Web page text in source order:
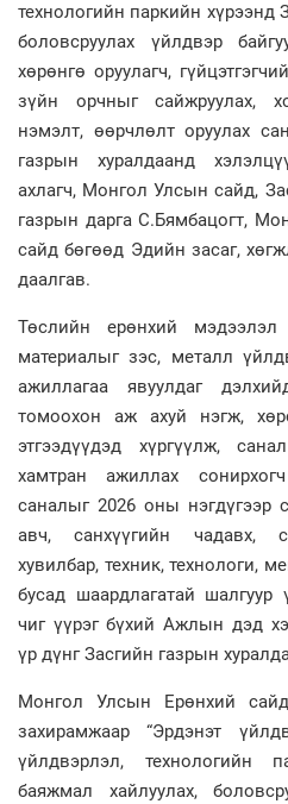
технологийн паркийн хүрээнд
боловсруулах үйлдвэр
хөрөнгө оруулагч,
зүйн орчныг сайжруулах,
нэмэлт, өөрчлөлт оруулах
газрын хуралдаанд
ахлагч, Монгол Улсын сайд,
газрын дарга С.Бямбацогт,
сайд бөгөөд Эдийн засаг,
даалгав.
Төслийн ерөнхий
материалыг зэс, металл
ажиллагаа явуулдаг
томоохон аж ахуй нэгж,
этгээдүүдэд хүргүүлж,
хамтран ажиллах
саналыг 2026 оны нэгдүгээр
авч, санхүүгийн чадавх,
хувилбар, техник, технологи,
бусад шаардлагатай шалгуур
чиг үүрэг бүхий Ажлын дэд
үр дүнг Засгийн газрын
Монгол Улсын Ерөнхий
захирамжаар “Эрдэнэт
үйлдвэрлэл, технологийн
баяжмал хайлуулах,